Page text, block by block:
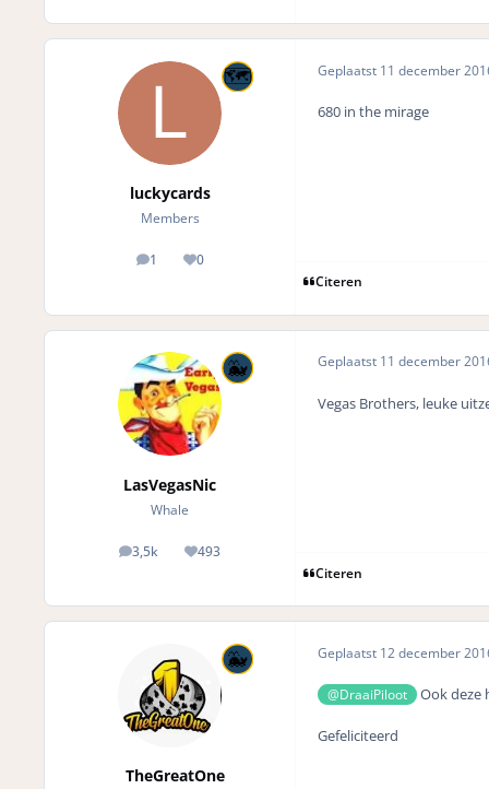
luckycards
Members
1
posts 0
Reputation
Geplaatst 11 december
680 in the mirage
Citeren
LasVegasNic
Whale
3,5k
posts 493
Reputation
Geplaatst 11 december
Vegas Brothers, leuke
Citeren
TheGreatOne
Geplaatst 12 december
@DraaiPiloot Ook deze
Gefeliciteerd